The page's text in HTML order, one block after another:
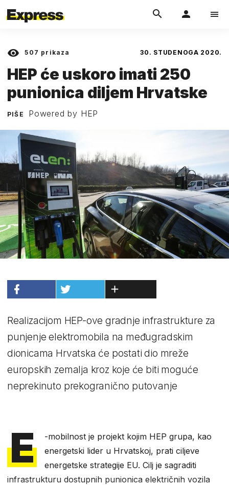
507 prikaza 30. STUDENOGA 2020.
HEP će uskoro imati 250
punionica diljem Hrvatske
PIŠE Powered by HEP
Realizacijom HEP-ove gradnje infrastrukture za
punjenje elektromobila na međugradskim
dionicama Hrvatska će postati dio mreže
europskih zemalja kroz koje će biti moguće
neprekinuto prekogranično putovanje
E
-mobilnost je projekt kojim HEP grupa, kao
energetski lider u Hrvatskoj, prati ciljeve
energetske strategije EU. Cilj je sagraditi
infrastrukturu dostupnih punionica električnih vozila